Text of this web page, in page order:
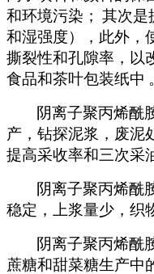
和环境污染； 其次是
和湿强度），此外，
撕裂性和孔隙率，以
食品和茶叶包装纸中
阴离子聚丙烯酰
产，钻探泥浆，废泥
提高采收率和三次采
阴离子聚丙烯酰
稳定，上浆量少，织
阴离子聚丙烯酰
蔗糖和甜菜糖生产中